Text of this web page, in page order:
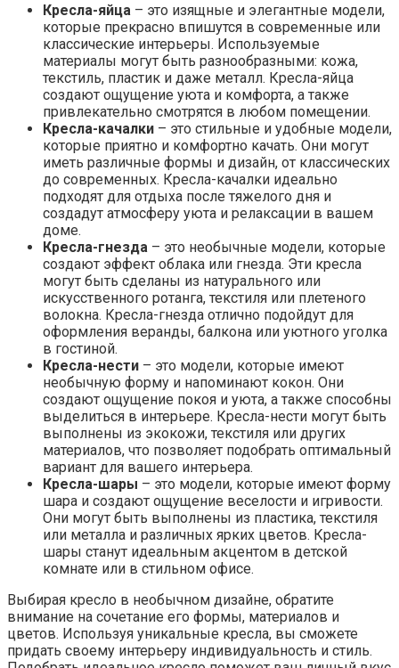
Кресла-яйца – это изящные и элегантные модели,
которые прекрасно впишутся в современные или
классические интерьеры. Используемые
материалы могут быть разнообразными: кожа,
текстиль, пластик и даже металл. Кресла-яйца
создают ощущение уюта и комфорта, а также
привлекательно смотрятся в любом помещении.
Кресла-качалки – это стильные и удобные модели,
которые приятно и комфортно качать. Они могут
иметь различные формы и дизайн, от классических
до современных. Кресла-качалки идеально
подходят для отдыха после тяжелого дня и
создадут атмосферу уюта и релаксации в вашем
доме.
Кресла-гнезда – это необычные модели, которые
создают эффект облака или гнезда. Эти кресла
могут быть сделаны из натурального или
искусственного ротанга, текстиля или плетеного
волокна. Кресла-гнезда отлично подойдут для
оформления веранды, балкона или уютного уголка
в гостиной.
Кресла-нести – это модели, которые имеют
необычную форму и напоминают кокон. Они
создают ощущение покоя и уюта, а также способны
выделиться в интерьере. Кресла-нести могут быть
выполнены из экокожи, текстиля или других
материалов, что позволяет подобрать оптимальный
вариант для вашего интерьера.
Кресла-шары – это модели, которые имеют форму
шара и создают ощущение веселости и игривости.
Они могут быть выполнены из пластика, текстиля
или металла и различных ярких цветов. Кресла-
шары станут идеальным акцентом в детской
комнате или в стильном офисе.
Выбирая кресло в необычном дизайне, обратите
внимание на сочетание его формы, материалов и
цветов. Используя уникальные кресла, вы сможете
придать своему интерьеру индивидуальность и стиль.